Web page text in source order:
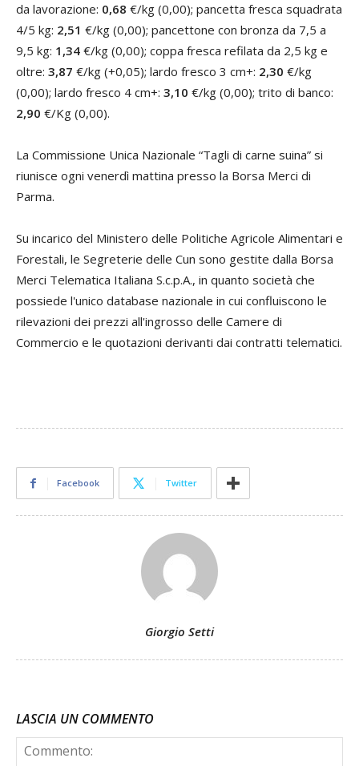
da lavorazione: 0,68 €/kg (0,00); pancetta fresca squadrata
4/5 kg: 2,51 €/kg (0,00); pancettone con bronza da 7,5 a
9,5 kg: 1,34 €/kg (0,00); coppa fresca refilata da 2,5 kg e
oltre: 3,87 €/kg (+0,05); lardo fresco 3 cm+: 2,30 €/kg
(0,00); lardo fresco 4 cm+: 3,10 €/kg (0,00); trito di banco:
2,90 €/Kg (0,00).
La Commissione Unica Nazionale “Tagli di carne suina” si
riunisce ogni venerdì mattina presso la Borsa Merci di
Parma.
Su incarico del Ministero delle Politiche Agricole Alimentari e
Forestali, le Segreterie delle Cun sono gestite dalla Borsa
Merci Telematica Italiana S.c.p.A., in quanto società che
possiede l'unico database nazionale in cui confluiscono le
rilevazioni dei prezzi all'ingrosso delle Camere di
Commercio e le quotazioni derivanti dai contratti telematici.
Facebook Twitter
Giorgio Setti
LASCIA UN COMMENTO